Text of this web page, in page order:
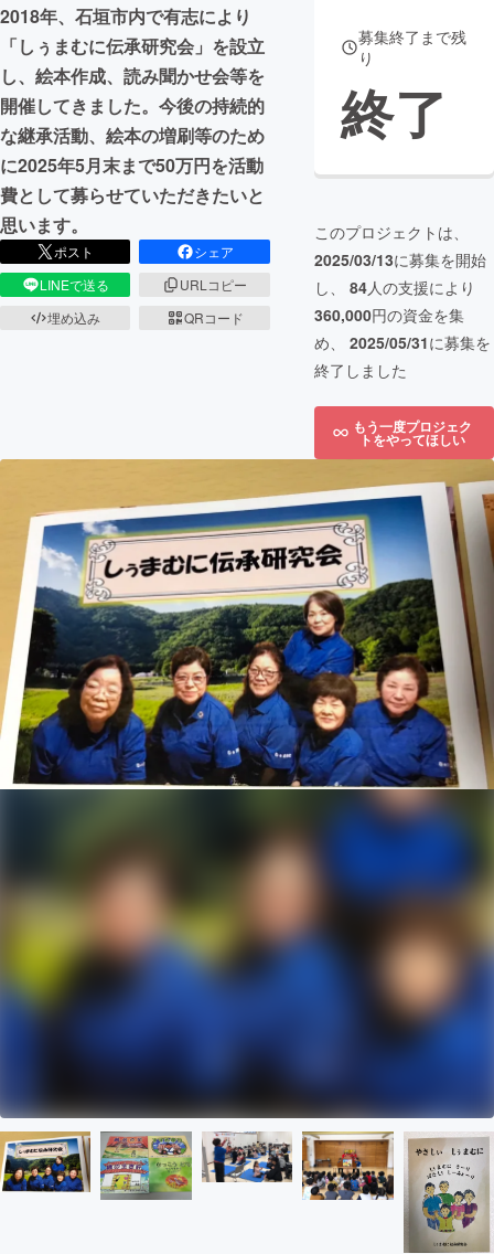
2018年、石垣市内で有志により
「しぅまむに伝承研究会」を設立
し、絵本作成、読み聞かせ会等を
開催してきました。今後の持続的
な継承活動、絵本の増刷等のため
に2025年5月末まで50万円を活動
費として募らせていただきたいと
思います。
ポスト
シェア
LINEで送る
URLコピー
埋め込み
QRコード
募集終了まで残
り
終了
このプロジェクトは、
2025/03/13に募集を開始
し、 84人の支援により
360,000円の資金を集
め、 2025/05/31に募集を
終了しました
もう一度プロジェク
トをやってほしい